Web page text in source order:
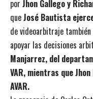
por Jhon Gallego y
queJosé Bautista
de videoarbitraje
apoyar las decisiones
Manjarrez, del
VAR, mientras que
AVAR.